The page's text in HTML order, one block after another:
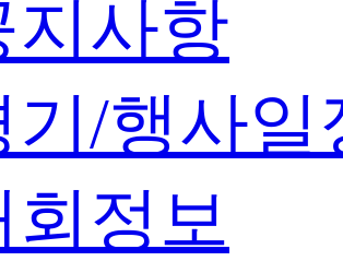
지사항
기/행사일
회정보